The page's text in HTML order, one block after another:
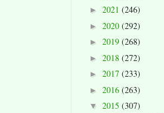
► 2021 (246)
► 2020 (292)
► 2019 (268)
► 2018 (272)
► 2017 (233)
► 2016 (263)
▼ 2015 (307)